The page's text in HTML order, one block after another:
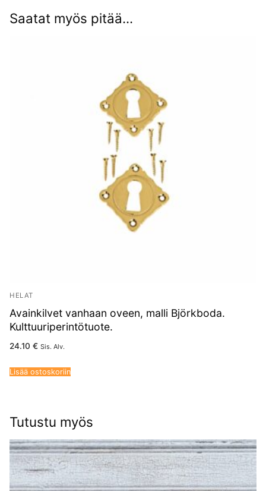
Saatat myös pitää...
HELAT
Avainkilvet vanhaan oveen, malli Björkboda.
Kulttuuriperintötuote.
24.10 € Sis. Alv.
Lisää ostoskoriin
Tutustu myös